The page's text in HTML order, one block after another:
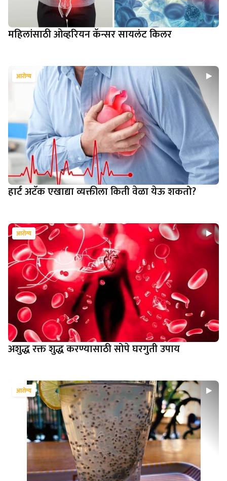
महिलांसाठी ओव्हरियन कॅन्सर सायलंट किलर
आरोग्य
हार्ट अटॅक एखाद्या व्यक्तीला किती वेळा येऊ शकतो?
आरोग्य
अशुद्ध रक्त शुद्ध करण्यासाठी सोपे घरगुती उपाय
आरोग्य